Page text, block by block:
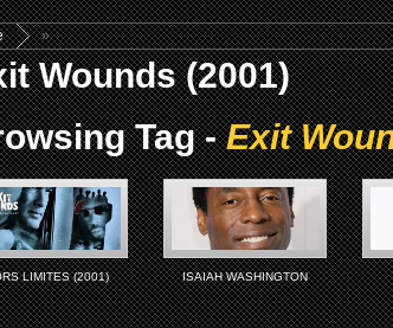
»
Wounds (2001)
Tag -Exit
LIMITES (2001) ISAIAH WASHINGTON